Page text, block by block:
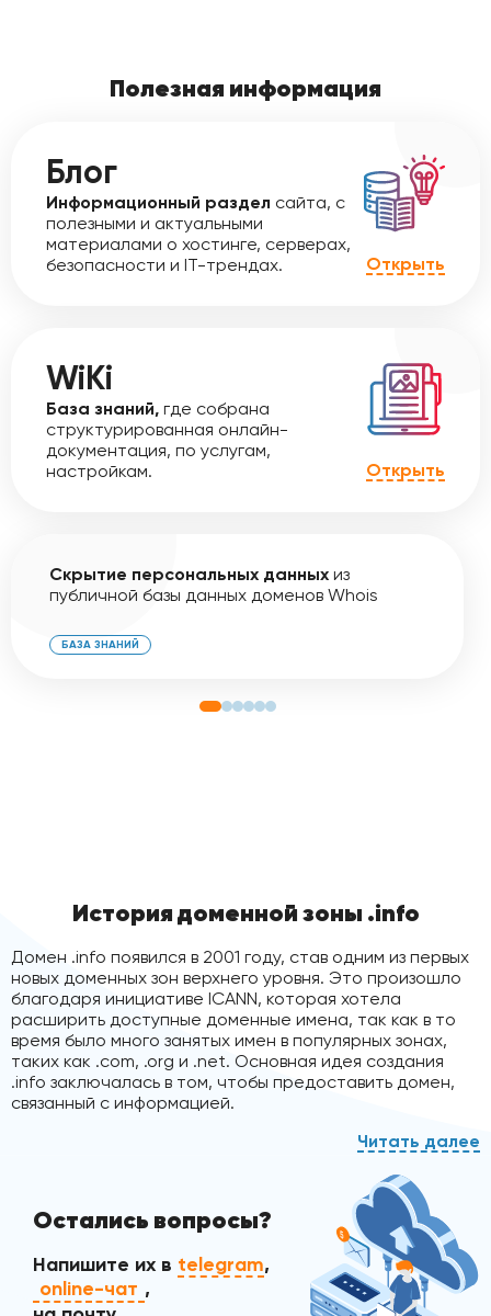
Полезная информация
Блог
Информационный раздел сайта, с
полезными и актуальными
материалами о хостинге, серверах,
безопасности и IT-трендах.
Открыть
WiKi
База знаний, где собрана
структурированная онлайн-
документация, по услугам,
настройкам.
Открыть
Скрытие персональных данных из
публичной базы данных доменов Whois
БАЗА ЗНАНИЙ
История доменной зоны .info
Домен .info появился в 2001 году, став одним из первых
новых доменных зон верхнего уровня. Это произошло
благодаря инициативе ICANN, которая хотела
расширить доступные доменные имена, так как в то
время было много занятых имен в популярных зонах,
таких как .com, .org и .net. Основная идея создания
.info заключалась в том, чтобы предоставить домен,
связанный с информацией.
Особенности доменной зоны .info
Домен .info предназначен для сайтов, которые
делятся информацией. Это могут быть новостные
ресурсы, справочники, энциклопедии,
образовательные сайты и личные страницы с
Остались вопросы?
Напишите их в telegram,
online-чат ,